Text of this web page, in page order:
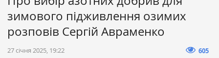
зимового підживлення озимих
розповів Сергій Авраменко
27 січня 2025, 19:22 605